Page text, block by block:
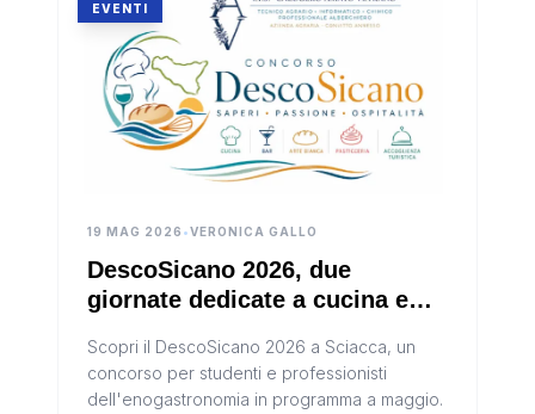
EVENTI
19 MAG 2026 •VERONICA GALLO
DescoSicano 2026, due
giornate dedicate a cucina e
Scopri il DescoSicano 2026 a Sciacca, un
concorso per studenti e professionisti
dell'enogastronomia in programma a maggio.